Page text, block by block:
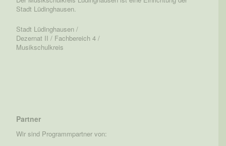
Stadt Lüdinghausen.
Stadt Lüdinghausen /
Dezernat II / Fachbereich 4 /
Musikschulkreis
Partner
Wir sind Programmpartner von: